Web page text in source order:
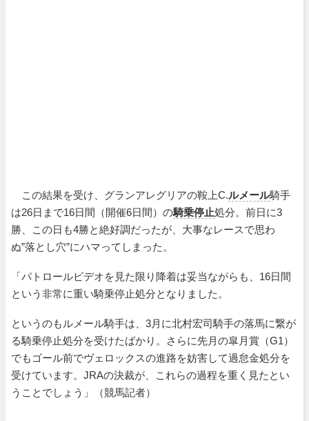
この結果を受け、グランアレグリアの鞍上C.ルメール騎手
は26日まで16日間（開催6日間）の騎乗停止処分。前日に3
勝、この日も4勝と絶好調だったが、大事なレースで思わ
ぬ”落とし穴”にハマってしまった。
「パトロールビデオを見た限り降着は妥当ながらも、16日間
という非常に重い騎乗停止処分となりました。
というのもルメール騎手は、3月に北村宏司騎手の落馬に繋が
る騎乗停止処分を受けたばかり。さらに先月の皐月賞（G1）
でもゴール前でヴェロックスの進路を妨害して過怠金処分を
受けています。JRAの決裁が、これらの過程を重く見たとい
うことでしょう」（競馬記者）